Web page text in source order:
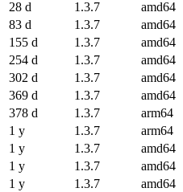
28 d
1.3.7 amd64
83 d
1.3.7 amd64
155 d
1.3.7 amd64
254 d
1.3.7 amd64
302 d
1.3.7 amd64
369 d
1.3.7 amd64
378 d
1.3.7 arm64
1 y
1.3.7 arm64
1 y
1.3.7 amd64
1 y
1.3.7 amd64
1 y
1.3.7 amd64